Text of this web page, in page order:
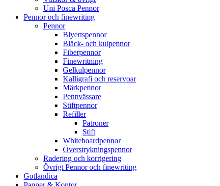
Uni Posca Pennor
Pennor och finewriting
Pennor
Blyertspennor
Bläck- och kulpennor
Fiberpennor
Finewritning
Gelkulpennor
Kalligrafi och reservoar
Märkpennor
Pennvässare
Stiftpennor
Refiller
Patroner
Stift
Whiteboardpennor
Överstrykningspennor
Radering och korrigering
Övrigt Pennor och finewriting
Gotlandica